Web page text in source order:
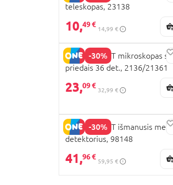
teleskopas, 23138
10,49 €
14,99 €
-30%
EASTCOLIGHT mikroskopas su
priedais 36 det., 2136/21361
23,09 €
32,99 €
-30%
EASTCOLIGHT išmanusis
detektorius, 98148
41,96 €
59,95 €